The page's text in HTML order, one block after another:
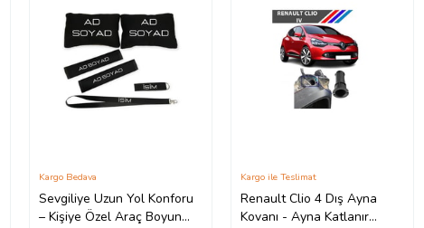
Sevgiliye Uzun Yol Konforu
– Kişiye Özel Araç Boyun
Kargo Bedava
Renault Clio 4 Dış Ayna
Kovanı - Ayna Katlanır
Kargo ile Teslimat